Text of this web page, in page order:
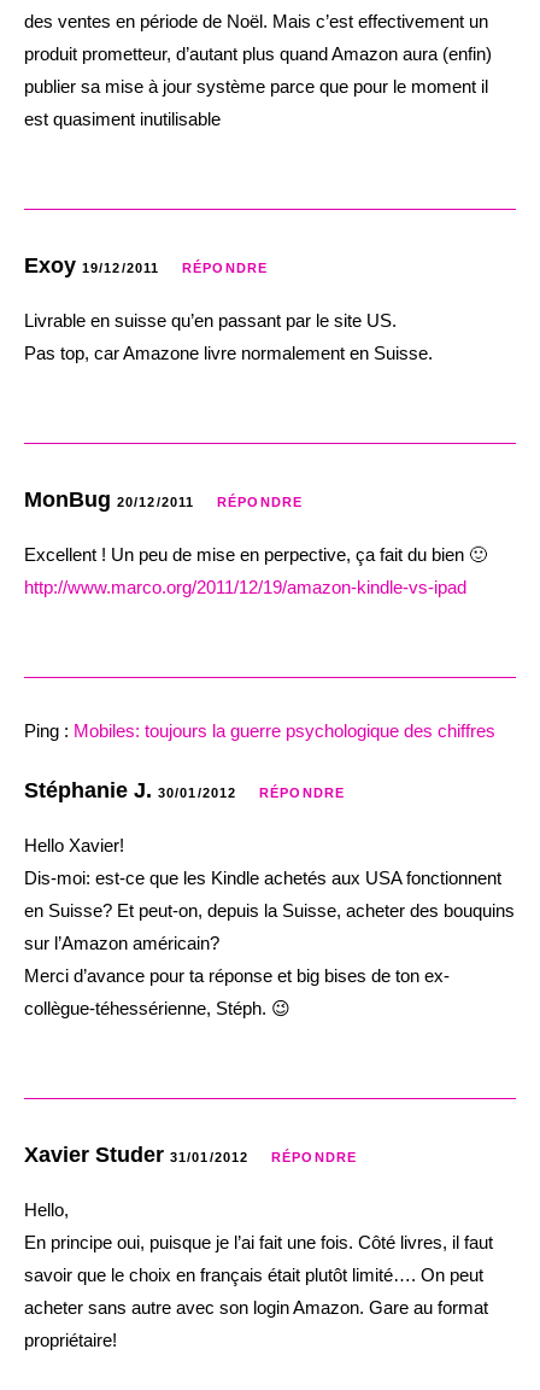
des ventes en période de Noël. Mais c’est effectivement un
produit prometteur, d’autant plus quand Amazon aura (enfin)
publier sa mise à jour système parce que pour le moment il
est quasiment inutilisable
Exoy 19/12/2011 RÉPONDRE
Livrable en suisse qu’en passant par le site US.
Pas top, car Amazone livre normalement en Suisse.
MonBug 20/12/2011 RÉPONDRE
Excellent ! Un peu de mise en perpective, ça fait du bien 🙂
http://www.marco.org/2011/12/19/amazon-kindle-vs-ipad
Ping : Mobiles: toujours la guerre psychologique des chiffres
Stéphanie J. 30/01/2012 RÉPONDRE
Hello Xavier!
Dis-moi: est-ce que les Kindle achetés aux USA fonctionnent
en Suisse? Et peut-on, depuis la Suisse, acheter des bouquins
sur l’Amazon américain?
Merci d’avance pour ta réponse et big bises de ton ex-
collègue-téhessérienne, Stéph. 😉
Xavier Studer 31/01/2012 RÉPONDRE
Hello,
En principe oui, puisque je l’ai fait une fois. Côté livres, il faut
savoir que le choix en français était plutôt limité…. On peut
acheter sans autre avec son login Amazon. Gare au format
propriétaire!